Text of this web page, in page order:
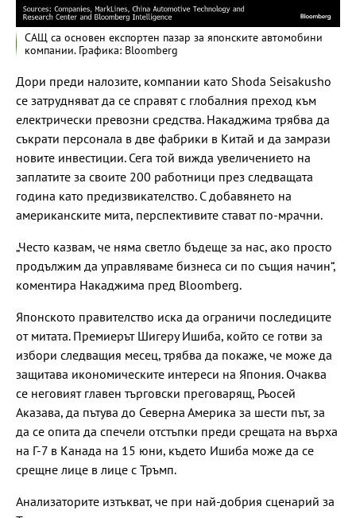
САЩ са основен експортен пазар за японските автомобини
компании. Графика: Bloomberg
Дори преди налозите, компании като Shoda Seisakusho
се затрудняват да се справят с глобалния преход към
електрически превозни средства. Накаджима трябва да
съкрати персонала в две фабрики в Китай и да замрази
новите инвестиции. Сега той вижда увеличението на
заплатите за своите 200 работници през следващата
година като предизвикателство. С добавянето на
американските мита, перспективите стават по-мрачни.
„Често казвам, че няма светло бъдеще за нас, ако просто
продължим да управляваме бизнеса си по същия начин“,
коментира Накаджима пред Bloomberg.
Японското правителство иска да ограничи последиците
от митата. Премиерът Шигеру Ишиба, който се готви за
избори следващия месец, трябва да покаже, че може да
защитава икономическите интереси на Япония. Очаква
се неговият главен търговски преговарящ, Рьосей
Аказава, да пътува до Северна Америка за шести път, за
да се опита да спечели отстъпки преди срещата на върха
на Г-7 в Канада на 15 юни, където Ишиба може да се
срещне лице в лице с Тръмп.
Анализаторите изтъкват, че при най-добрия сценарий за